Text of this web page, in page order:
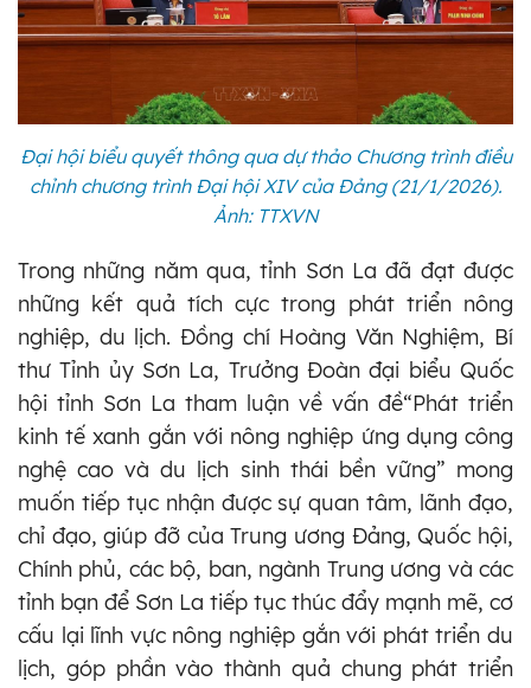
Đại hội biểu quyết thông qua dự thảo Chương trình điều
chỉnh chương trình Đại hội XIV của Đảng (21/1/2026).
Ảnh: TTXVN
Trong những năm qua, tỉnh Sơn La đã đạt được
những kết quả tích cực trong phát triển nông
nghiệp, du lịch. Đồng chí Hoàng Văn Nghiệm, Bí
thư Tỉnh ủy Sơn La, Trưởng Đoàn đại biểu Quốc
hội tỉnh Sơn La tham luận về vấn đề“Phát triển
kinh tế xanh gắn với nông nghiệp ứng dụng công
nghệ cao và du lịch sinh thái bền vững” mong
muốn tiếp tục nhận được sự quan tâm, lãnh đạo,
chỉ đạo, giúp đỡ của Trung ương Đảng, Quốc hội,
Chính phủ, các bộ, ban, ngành Trung ương và các
tỉnh bạn để Sơn La tiếp tục thúc đẩy mạnh mẽ, cơ
cấu lại lĩnh vực nông nghiệp gắn với phát triển du
lịch, góp phần vào thành quả chung phát triển